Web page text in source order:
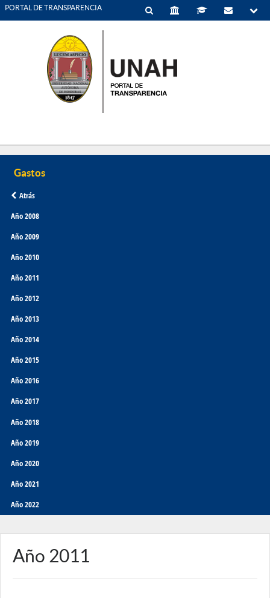
PORTAL DE TRANSPARENCIA
Atrás
Año 2008
Año 2009
Año 2010
Año 2011
Año 2012
Año 2013
Año 2014
Año 2015
Año 2016
Año 2017
Año 2018
Año 2019
Año 2020
Año 2021
Año 2022
Año 2011